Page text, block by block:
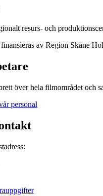
resurs- och
av Region Skåne
över hela filmområdet och
personal